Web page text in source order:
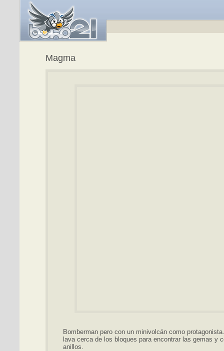
Magma
Bomberman pero con un minivolcán como
lava cerca de los bloques para encontrar las gemas y
anillos.